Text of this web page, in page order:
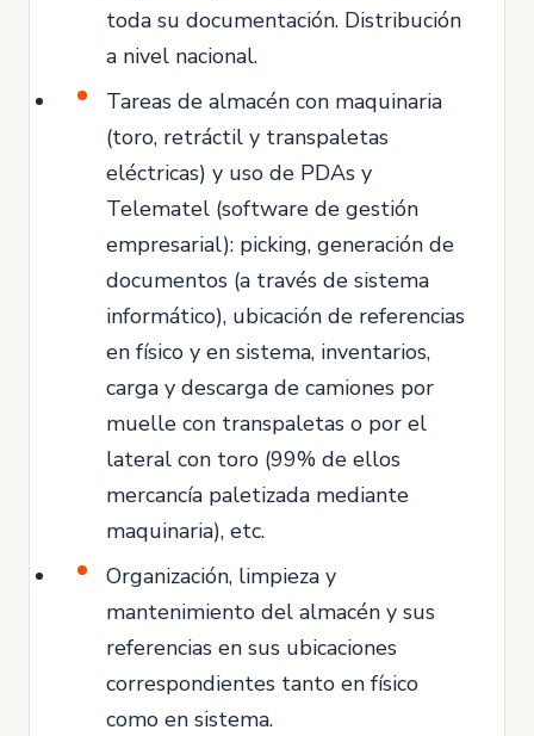
toda su documentación. Distribución
a nivel nacional.
Tareas de almacén con maquinaria
(toro, retráctil y transpaletas
eléctricas) y uso de PDAs y
Telematel (software de gestión
empresarial): picking, generación de
documentos (a través de sistema
informático), ubicación de referencias
en físico y en sistema, inventarios,
carga y descarga de camiones por
muelle con transpaletas o por el
lateral con toro (99% de ellos
mercancía paletizada mediante
maquinaria), etc.
Organización, limpieza y
mantenimiento del almacén y sus
referencias en sus ubicaciones
correspondientes tanto en físico
como en sistema.